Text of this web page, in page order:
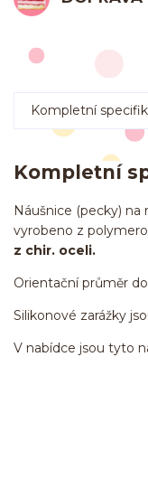
Kompletní
Kompletní
Náušnice (pecky)
vyrobeno z
z chir. oceli.
Orientační průměr
Silikonové zarážky
V nabídce jsou tyto